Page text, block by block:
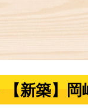
【新築】